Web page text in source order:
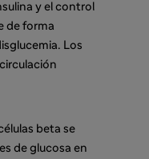
y el control
de forma
Los
beta se
de glucosa en